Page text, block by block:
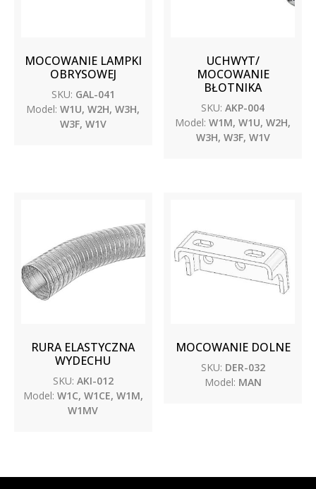
MOCOWANIE LAMPKI
OBRYSOWEJ
SKU: GAL-041
Model: W1U, W2H, W3H,
W3F, W1V
UCHWYT/
MOCOWANIE
BŁOTNIKA
SKU: AKP-004
Model: W1M, W1U, W2H,
W3H, W3F, W1V
RURA ELASTYCZNA
WYDECHU
SKU: AKI-012
Model: W1C, W1CE, W1M,
W1MV
MOCOWANIE DOLNE
SKU: DER-032
Model: MAN